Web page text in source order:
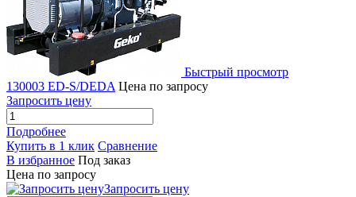
Быстрый просмотр
130003 ED-S/DEDA Цена по запросу
Запросить цену
Подробнее
Купить в 1 клик Сравнение
В избранное Под заказ
Цена по запросу
Запросить цену